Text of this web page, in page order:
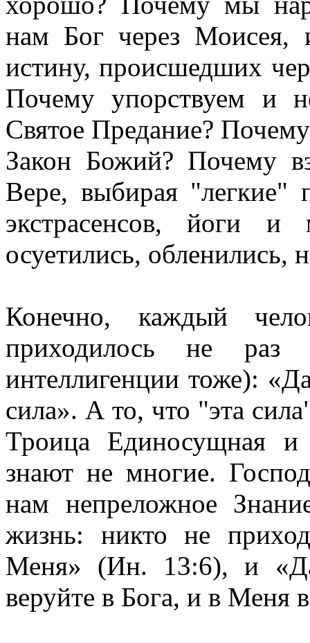
нам Бог через Моисея,
истину, происшедших
Почему упорствуем и
Святое Предание?
Закон Божий? Почему
Вере, выбирая "легкие"
экстрасенсов, йоги и
осуетились,
Конечно, каждый
приходилось не
интеллигенции тоже):
сила». А то, что "эта
Троица Единосущная и
знают не многие.
нам непреложное
жизнь: никто не
Меня» (Ин. 13:6), и
веруйте в Бога, и в Меня